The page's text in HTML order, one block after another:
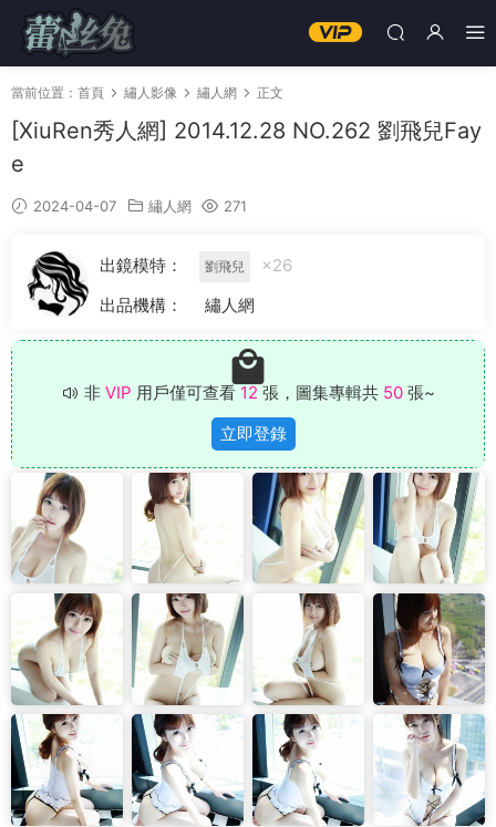
當前位置： 首頁 繡人影像 繡人網 正文
[XiuRen秀人網] 2014.12.28 NO.262 劉飛兒Fay
e
2024-04-07 繡人網 271
出鏡模特： 劉飛兒
×26
出品機構：
繡人網
非 VIP 用戶僅可查看 12 張，圖集專輯共 50張~
立即登錄